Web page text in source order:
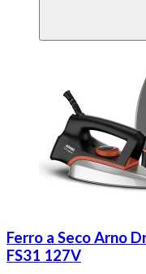
Ferro a Seco Arno
FS31 127V